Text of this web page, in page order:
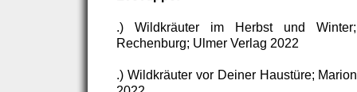
.) Wildkräuter im Herbst und
Rechenburg; Ulmer Verlag 2022
.) Wildkräuter vor Deiner Haustüre;